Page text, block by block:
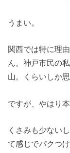
うまい。
関西では特に理
ん。神戸市民の
山。くらいしか
ですが、やはり
くさみも少ない
て感じでパクつ